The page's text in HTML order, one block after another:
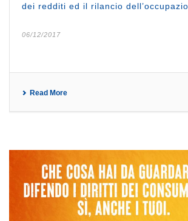
dei redditi ed il rilancio
06/12/2017
Read More